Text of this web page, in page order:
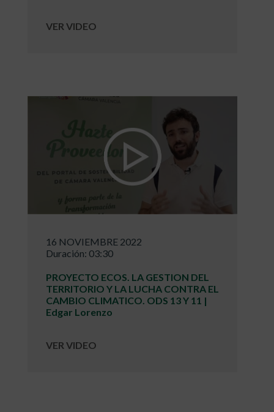
VER VIDEO
16 NOVIEMBRE 2022
Duración: 03:30
PROYECTO ECOS. LA GESTION DEL
TERRITORIO Y LA LUCHA CONTRA EL
CAMBIO CLIMATICO. ODS 13 Y 11 |
Edgar Lorenzo
VER VIDEO